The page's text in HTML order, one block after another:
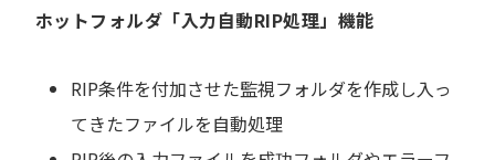
ホットフォルダ「入力自動RIP処理」機能
RIP条件を付加させた監視フォルダを作成し入っ
てきたファイルを自動処理